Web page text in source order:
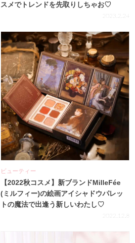
スメでトレンドを先取りしちゃお♡
2023.2.24
ビューティー
【2022秋コスメ】新ブランドMilleFée
(ミルフィー)の絵画アイシャドウパレッ
トの魔法で出逢う新しいわたし♡
2022.12.8